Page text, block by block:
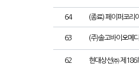
64 (종료) 페이퍼코리
63 (주)솔고바이오메
62 현대상선㈜ 제186